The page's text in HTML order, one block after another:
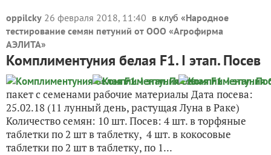
oppilcky 26 февраля 2018, 11:40 в клуб «Народное
тестирование семян петуний от ООО «Агрофирма
АЭЛИТА»
Комплиментуния белая F1. I этап. Посев
пакет с семенами рабочие материалы Дата посева:
25.02.18 (11 лунный день, растущая Луна в Раке)
Количество семян: 10 шт. Посев: 4 шт. в торфяные
таблетки по 2 шт в таблетку, 4 шт. в кокосовые
таблетки по 2 шт в таблетку, по 1...